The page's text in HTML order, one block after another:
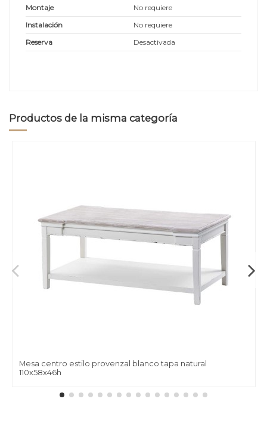
Montaje
No requiere
Instalación
No requiere
Reserva
Desactivada
Productos de la misma categoría
Mesa centro estilo provenzal blanco tapa natural
110x58x46h